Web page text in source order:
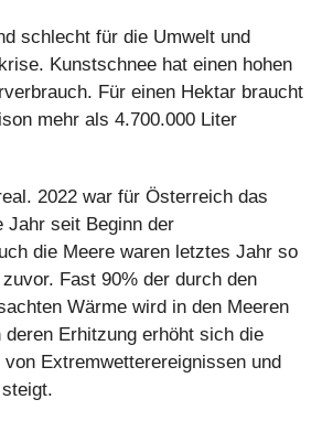
schlecht für die Umwelt und
Kunstschnee hat einen hohen
Für einen Hektar braucht
mehr als 4.700.000 Liter
2022 war für Österreich das
Jahr seit Beginn der
die Meere waren letztes Jahr so
Fast 90% der durch den
Wärme wird in den Meeren
Erhitzung erhöht sich die
Extremwetterereignissen und